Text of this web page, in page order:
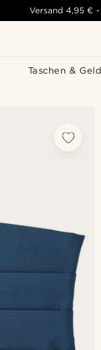
Taschen &
Versand 4,95 €